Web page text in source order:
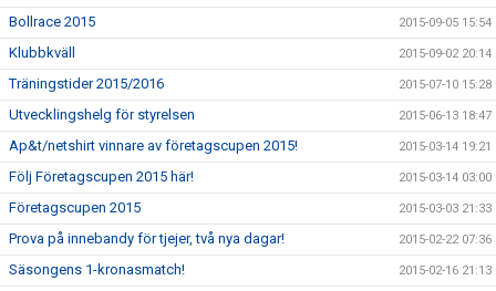
Bollrace 2015 2015-09-05 15:54
Klubbkväll 2015-09-02 20:14
Träningstider 2015/2016 2015-07-10 15:28
Utvecklingshelg för styrelsen 2015-06-13 18:47
Ap&t/netshirt vinnare av företagscupen 2015! 2015-03-14 19:21
Följ Företagscupen 2015 här! 2015-03-14 03:00
Företagscupen 2015 2015-03-03 21:33
Prova på innebandy för tjejer, två nya dagar! 2015-02-22 07:36
Säsongens 1-kronasmatch! 2015-02-16 21:13